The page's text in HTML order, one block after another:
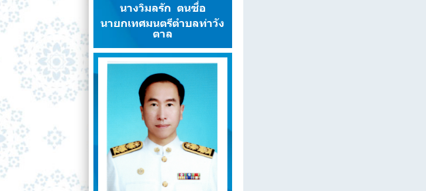
นางวิมลรัก ตนซื่อ
นายกเทศมนตรีตำบลท่าวัง
ตาล